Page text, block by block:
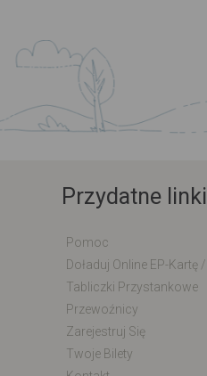
Przydatne linki
Pomoc
Tabliczki Przystankowe
Przewoźnicy
Zarejestruj Się
Twoje Bilety